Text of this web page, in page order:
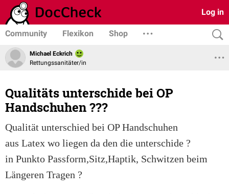
Log in
Community Flexikon Shop
Michael Eckrich
Rettungssanitäter/in
Qualitäts unterschide bei OP
Handschuhen ???
Qualität unterschied bei OP Handschuhen
aus Latex wo liegen da den die unterschide ?
in Punkto Passform,Sitz,Haptik, Schwitzen beim
Längeren Tragen ?